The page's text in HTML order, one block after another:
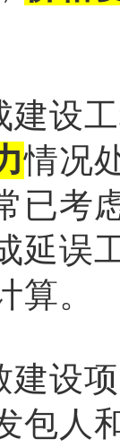
建设
情况
已考
延误
算。
建设
包人